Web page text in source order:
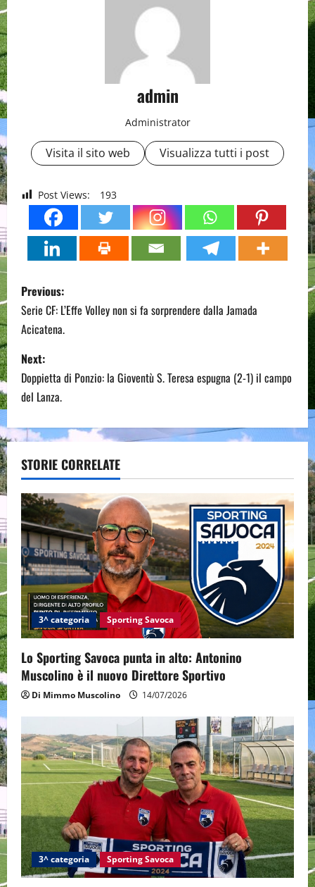
admin
Administrator
Visita il sito web Visualizza tutti i post
Post Views: 193
P
o
s
t
n
a
v
i
g
a
t
i
o
n
Previous:
Serie CF: L’Effe Volley non si fa sorprendere dalla Jamada
Acicatena.
Next:
Doppietta di Ponzio: la Gioventù S. Teresa espugna (2-1) il campo
del Lanza.
STORIE CORRELATE
3^ categoria Sporting Savoca
Lo Sporting Savoca punta in alto: Antonino
Muscolino è il nuovo Direttore Sportivo
Di Mimmo Muscolino 14/07/2026
3^ categoria Sporting Savoca